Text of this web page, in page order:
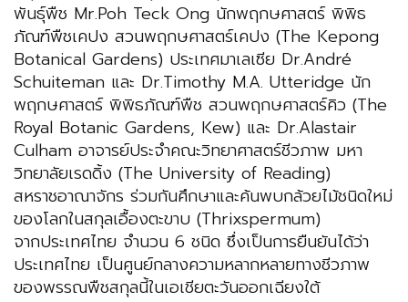
พันธุ์พืช Mr.Poh Teck Ong นักพฤกษศาสตร์ พิพิธ
ภัณฑ์พืชเคปง สวนพฤกษศาสตร์เคปง (The Kepong
Botanical Gardens) ประเทศมาเลเซีย Dr.André
Schuiteman และ Dr.Timothy M.A. Utteridge นัก
พฤกษศาสตร์ พิพิธภัณฑ์พืช สวนพฤกษศาสตร์คิว (The
Royal Botanic Gardens, Kew) และ Dr.Alastair
Culham อาจารย์ประจำคณะวิทยาศาสตร์ชีวภาพ มหา
วิทยาลัยเรดดิ้ง (The University of Reading)
สหราชอาณาจักร ร่วมกันศึกษาและค้นพบกล้วยไม้ชนิดใหม่
ของโลกในสกุลเอื้องตะขาบ (Thrixspermum)
จากประเทศไทย จำนวน 6 ชนิด ซึ่งเป็นการยืนยันได้ว่า
ประเทศไทย เป็นศูนย์กลางความหลากหลายทางชีวภาพ
ของพรรณพืชสกุลนี้ในเอเชียตะวันออกเฉียงใต้